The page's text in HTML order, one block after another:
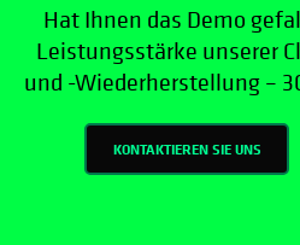
Hat Ihnen das Demo
Leistungsstärke unserer
und -Wiederherstellung –
KONTAKTIEREN SIE UNS